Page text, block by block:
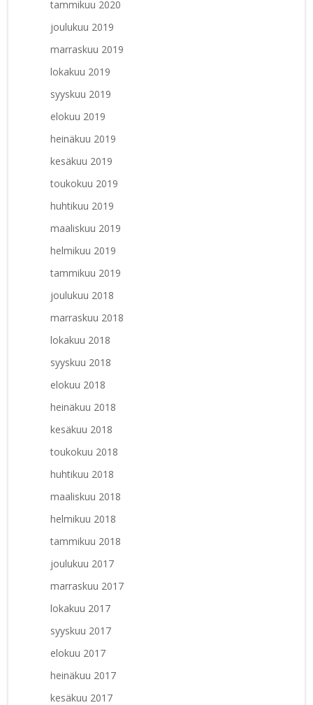
tammikuu 2020
joulukuu 2019
marraskuu 2019
lokakuu 2019
syyskuu 2019
elokuu 2019
heinäkuu 2019
kesäkuu 2019
toukokuu 2019
huhtikuu 2019
maaliskuu 2019
helmikuu 2019
tammikuu 2019
joulukuu 2018
marraskuu 2018
lokakuu 2018
syyskuu 2018
elokuu 2018
heinäkuu 2018
kesäkuu 2018
toukokuu 2018
huhtikuu 2018
maaliskuu 2018
helmikuu 2018
tammikuu 2018
joulukuu 2017
marraskuu 2017
lokakuu 2017
syyskuu 2017
elokuu 2017
heinäkuu 2017
kesäkuu 2017